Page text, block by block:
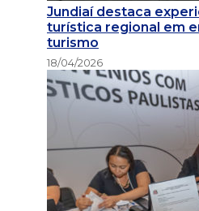
Jundiaí destaca
turística regional em
turismo
18/04/2026